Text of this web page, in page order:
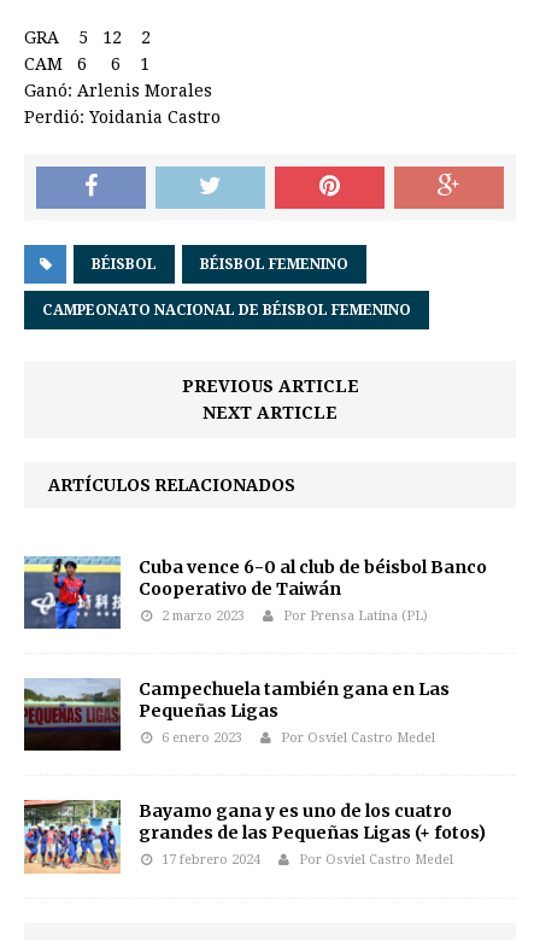
GRA 5 12 2
CAM 6 6 1
Ganó: Arlenis Morales
Perdió: Yoidania Castro
BÉISBOL BÉISBOL FEMENINO
CAMPEONATO NACIONAL DE BÉISBOL FEMENINO
PREVIOUS ARTICLE
NEXT ARTICLE
ARTÍCULOS RELACIONADOS
Cuba vence 6-0 al club de béisbol Banco
Cooperativo de Taiwán
2 marzo 2023 Por Prensa Latina (PL)
Campechuela también gana en Las
Pequeñas Ligas
6 enero 2023 Por Osviel Castro Medel
Bayamo gana y es uno de los cuatro
grandes de las Pequeñas Ligas (+ fotos)
17 febrero 2024 Por Osviel Castro Medel